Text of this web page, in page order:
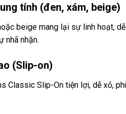
tính (đen, xám, beige)
beige mang lại sự linh hoạt,
nhã nhặn.
(Slip-on)
Classic Slip-On tiện lợi, dễ xỏ,